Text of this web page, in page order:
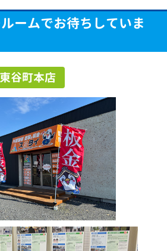
ームでお待ちしていま
谷町本店